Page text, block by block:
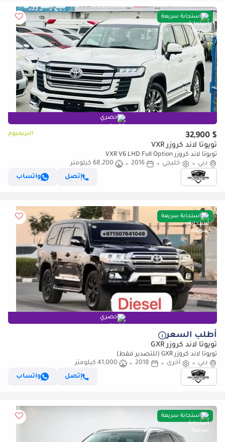
استجابة سريعة
حصري
$ 32,900 البريميوم
تويوتا لاند كروزر VXR
تويوتا لاند كروزر VXR V6 LHD Full Option
دبي
خليجي 2016
68,200 كيلومتر
إتصل
واتساب
استجابة سريعة
حصري
أطلب السعر
تويوتا لاند كروزر GXR
تويوتا لاند كروزر GXR (للتصدير فقط)
دبي
أخرى 2018
41,000 كيلومتر
إتصل
واتساب
استجابة سريعة